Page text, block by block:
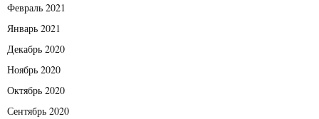
Февраль 2021
Январь 2021
Декабрь 2020
Ноябрь 2020
Октябрь 2020
Сентябрь 2020